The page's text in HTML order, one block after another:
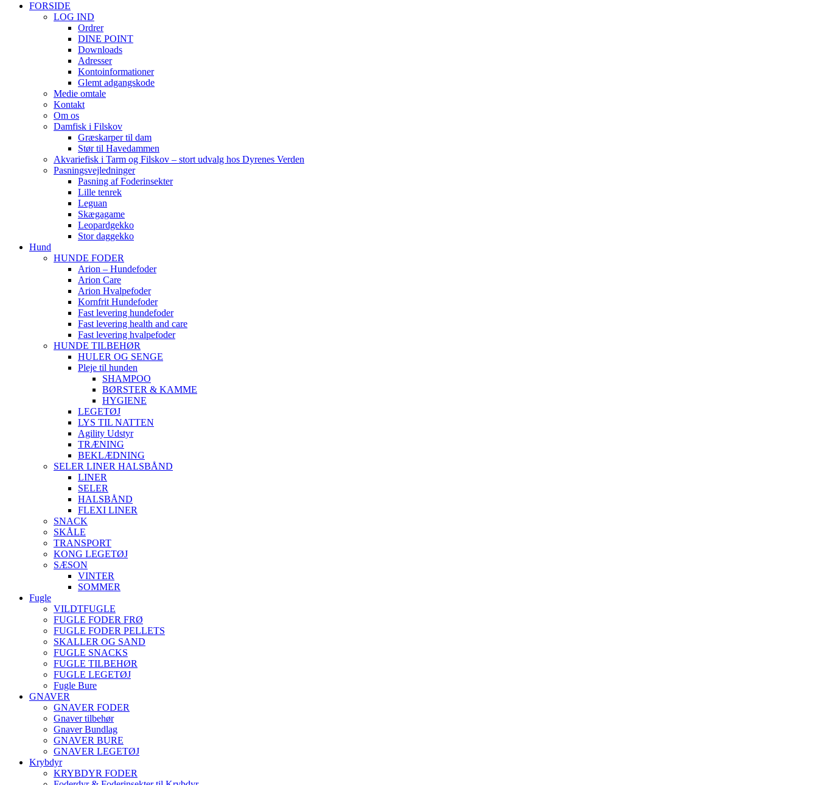
FORSIDE
LOG IND
Ordrer
DINE POINT
Downloads
Adresser
Kontoinformationer
Glemt adgangskode
Medie omtale
Kontakt
Om os
Damfisk i Filskov
Græskarper til dam
Stør til Havedammen
Akvariefisk i Tarm og Filskov – stort udvalg hos Dyrenes Verden
Pasningsvejledninger
Pasning af Foderinsekter
Lille tenrek
Leguan
Skægagame
Leopardgekko
Stor daggekko
Hund
HUNDE FODER
Arion – Hundefoder
Arion Care
Arion Hvalpefoder
Kornfrit Hundefoder
Fast levering hundefoder
Fast levering health and care
Fast levering hvalpefoder
HUNDE TILBEHØR
HULER OG SENGE
Pleje til hunden
SHAMPOO
BØRSTER & KAMME
HYGIENE
LEGETØJ
LYS TIL NATTEN
Agility Udstyr
TRÆNING
BEKLÆDNING
SELER LINER HALSBÅND
LINER
SELER
HALSBÅND
FLEXI LINER
SNACK
SKÅLE
TRANSPORT
KONG LEGETØJ
SÆSON
VINTER
SOMMER
Fugle
VILDTFUGLE
FUGLE FODER FRØ
FUGLE FODER PELLETS
SKALLER OG SAND
FUGLE SNACKS
FUGLE TILBEHØR
FUGLE LEGETØJ
Fugle Bure
GNAVER
GNAVER FODER
Gnaver tilbehør
Gnaver Bundlag
GNAVER BURE
GNAVER LEGETØJ
Krybdyr
KRYBDYR FODER